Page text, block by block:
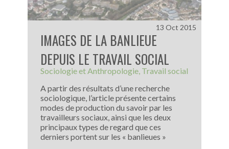
IMAGES DE LA BANLIEUE
DEPUIS LE TRAVAIL SOCIAL
Sociologie et Anthropologie Travail social
A partir des résultats d’une recherche
sociologique, l’article présente certains
modes de production du savoir par les
travailleurs sociaux, ainsi que les deux
principaux types de regard que ces
derniers portent sur les « banlieues »
13 Oct 2015